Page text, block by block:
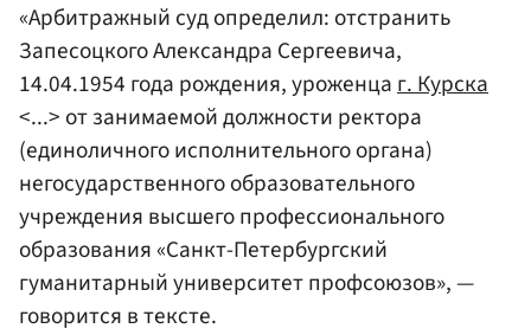
«Арбитражный суд определил: отстранить
Запесоцкого Александра Сергеевича,
14.04.1954 года рождения, уроженцаг. Курска
<...> от занимаемой должности ректора
(единоличного исполнительного органа)
негосударственного образовательного
учреждения высшего профессионального
образования «Санкт-Петербургский
гуманитарный университет профсоюзов», —
говорится в тексте.